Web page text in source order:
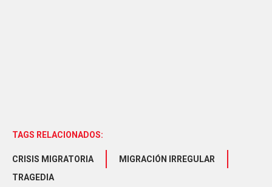
TAGS RELACIONADOS:
CRISIS MIGRATORIA
MIGRACIÓN IRREGULAR
TRAGEDIA